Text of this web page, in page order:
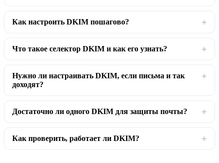
Как настроить DKIM пошагово?
Что такое селектор DKIM и как его узнать?
Нужно ли настраивать DKIM, если письма и так
доходят?
Достаточно ли одного DKIM для защиты почты?
Как проверить, работает ли DKIM?